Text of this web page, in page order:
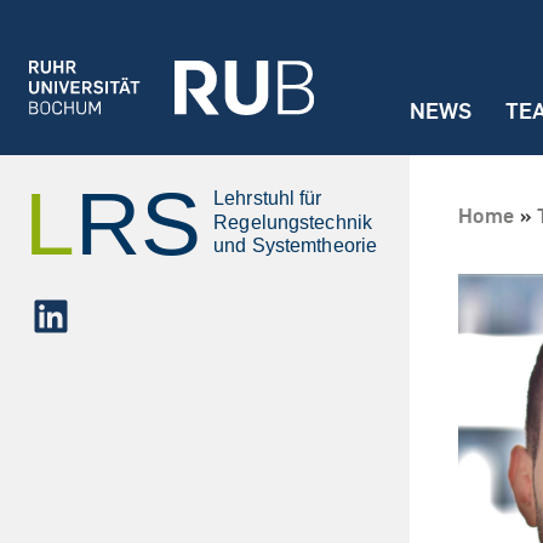
NEWS
LinkedIn
Home »